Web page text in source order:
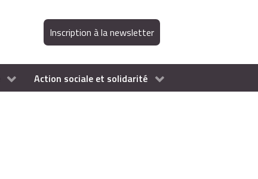
Inscription à la newsletter
Action sociale et solidarité